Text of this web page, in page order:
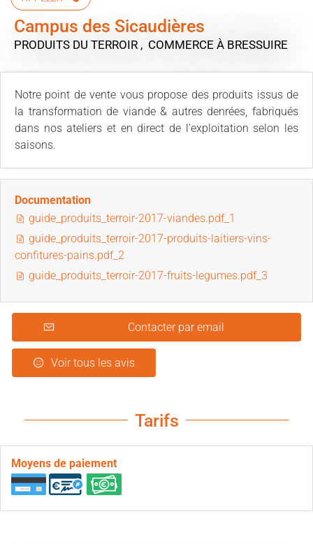
Campus des Sicaudières
PRODUITS DU TERROIR , COMMERCE À BRESSUIRE
Notre point de vente vous propose des produits issus de
la transformation de viande & autres denrées, fabriqués
dans nos ateliers et en direct de l’exploitation selon les
saisons.
Documentation
guide_produits_terroir-2017-viandes.pdf_1
guide_produits_terroir-2017-produits-laitiers-vins-
confitures-pains.pdf_2
guide_produits_terroir-2017-fruits-legumes.pdf_3
Contacter par email
Voir tous les avis
Tarifs
Moyens de paiement